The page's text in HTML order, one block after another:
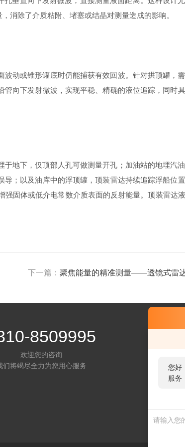
您好
服务
消除了介质粘附、堵塞或结晶对测量造成的影响。
或锥形罐底时仍能捕获有效回波。针对拱顶罐，
向下发射微波，实现平稳、精确的液位追踪，同时
下，仅顶部人孔可做测量开孔；加油站的地埋汽
；以及油库中的浮顶罐，顶装雷达持续追踪浮船位
固体或低介电常数介质表面的反射能量。顶装雷达
下一篇：聚焦能量的精准测量——透镜式雷
8509995
欢迎您的咨询
们将竭尽全力为您用心服务